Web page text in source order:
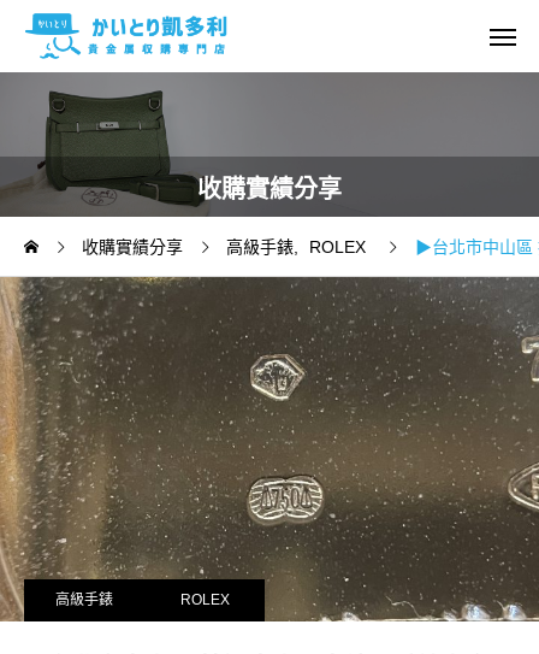
收購實績分享
收購實績分享 高級手錶 ROLEX ▶台北市中山區
高級手錶 ROLEX